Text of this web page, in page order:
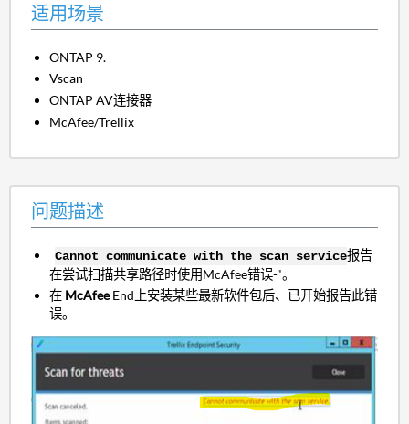
适用场景
ONTAP 9.
Vscan
ONTAP AV连接器
McAfee/Trellix
问题描述
Cannot communicate with the scan service报告
在尝试扫描共享路径时使用McAfee错误-"。
在 McAfeeEnd上安装某些最新软件包后、已开始报告此错
误。